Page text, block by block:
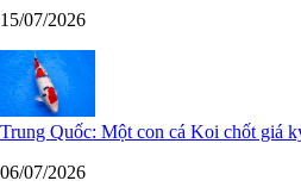
15/07/2026
Trung Quốc: Một con cá Koi chốt giá
06/07/2026